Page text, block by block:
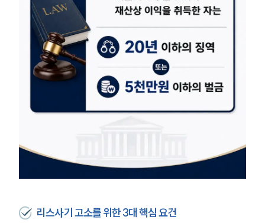
리스사기 고소를 위한 3대 핵심 요건